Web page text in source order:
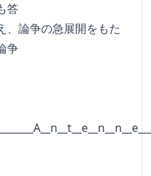
答
論争の急展開をもた
争